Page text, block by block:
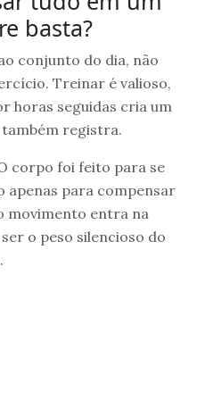
basta?
conjunto do dia, não
Treinar é valioso,
horas seguidas cria um
registra.
corpo foi feito para se
apenas para compensar
movimento entra na
o peso silencioso do